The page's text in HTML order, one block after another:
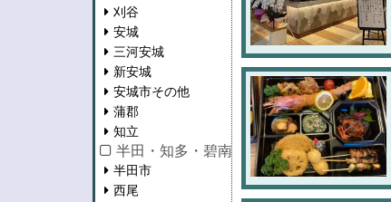
刈谷
安城
三河安城
新安城
安城市その他
蒲郡
知立
半田・知多・碧南・西尾
半田市
西尾